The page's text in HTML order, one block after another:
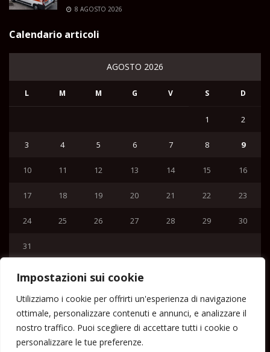
Impostazioni sui cookie
Utilizziamo i cookie per offrirti un'esperienza di navigazione
ottimale, personalizzare contenuti e annunci, e analizzare il
nostro traffico. Puoi scegliere di accettare tutti i cookie o
personalizzare le tue preferenze.
8 AGOSTO 2026
Calendario articoli
AGOSTO 2026
L M M G V S D
1 2
3 4 5 6 7 8 9
10 11 12 13 14 15 16
17 18 19 20 21 22 23
24 25 26 27 28 29 30
31
Home
Lipari News
Cronaca Lipari